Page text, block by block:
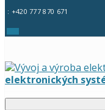
: +420 777 870 671
elektronických